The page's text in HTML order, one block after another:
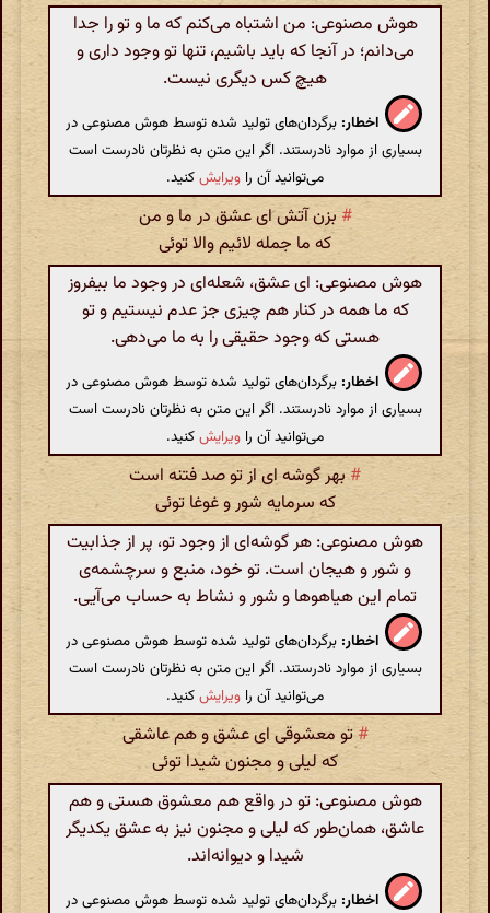
هوش مصنوعی: من اشتباه می‌کنم که ما و تو را جدا
می‌دانم؛ در آنجا که باید باشیم، تنها تو وجود داری و
هیچ کس دیگری نیست.
اخطار: برگردان‌های تولید شده توسط هوش مصنوعی در
بسیاری از موارد نادرستند. اگر این متن به نظرتان نادرست است
می‌توانید آن را ویرایشکنید.
# بزن آتش ای عشق در ما و من
که ما جمله لائیم والا توئی
هوش مصنوعی: ای عشق، شعله‌ای در وجود ما بیفروز
که ما همه در کنار هم چیزی جز عدم نیستیم و تو
هستی که وجود حقیقی را به ما می‌دهی.
اخطار: برگردان‌های تولید شده توسط هوش مصنوعی در
بسیاری از موارد نادرستند. اگر این متن به نظرتان نادرست است
می‌توانید آن را ویرایشکنید.
# بهر گوشه ای از تو صد فتنه است
که سرمایه شور و غوغا توئی
هوش مصنوعی: هر گوشه‌ای از وجود تو، پر از جذابیت
و شور و هیجان است. تو خود، منبع و سرچشمه‌ی
تمام این هیاهوها و شور و نشاط به حساب می‌آیی.
اخطار: برگردان‌های تولید شده توسط هوش مصنوعی در
بسیاری از موارد نادرستند. اگر این متن به نظرتان نادرست است
می‌توانید آن را ویرایشکنید.
#تو معشوقی ای عشق و هم عاشقی
که لیلی و مجنون شیدا توئی
هوش مصنوعی: تو در واقع هم معشوق هستی و هم
عاشق، همان‌طور که لیلی و مجنون نیز به عشق یکدیگر
شیدا و دیوانه‌اند.
اخطار: برگردان‌های تولید شده توسط هوش مصنوعی در